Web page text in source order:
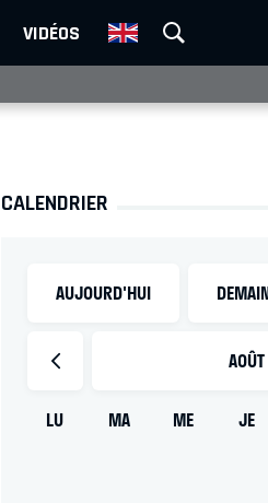
VIDÉOS
CALENDRIER
AUJOURD'HUI
AOÛT
LU MA ME JE